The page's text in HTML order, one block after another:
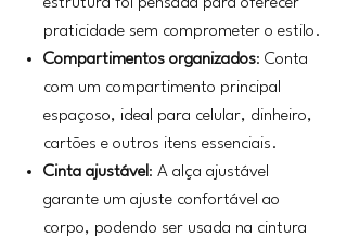
praticidade sem comprometer o estilo.
Compartimentos organizados: Conta
com um compartimento principal
espaçoso, ideal para celular, dinheiro,
cartões e outros itens essenciais.
Cinta ajustável: A alça ajustável
garante um ajuste confortável ao
corpo, podendo ser usada na cintura